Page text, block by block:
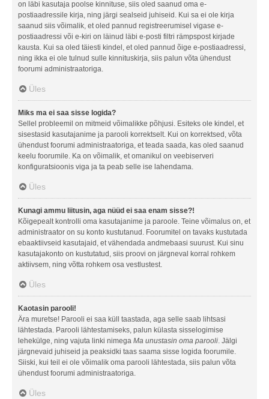
on läbi kasutaja poolse kinnituse, siis oled saanud oma e-
postiaadressile kirja, ning järgi sealseid juhiseid. Kui sa ei ole kirja
saanud siis võimalik, et oled pannud registreerumisel vigase e-
postiaadressi või e-kiri on läinud läbi e-posti filtri rämpspost kirjade
kausta. Kui sa oled täiesti kindel, et oled pannud õige e-postiaadressi,
ning ikka ei ole tulnud sulle kinnituskirja, siis palun võta ühendust
foorumi administraatoriga.
Üles
Miks ma ei saa sisse logida?
Sellel probleemil on mitmeid võimalikke põhjusi. Esiteks ole kindel, et
sisestasid kasutajanime ja parooli korrektselt. Kui on korrektsed, võta
ühendust foorumi administraatoriga, et teada saada, kas oled saanud
keelu foorumile. Ka on võimalik, et omanikul on veebiserveri
konfiguratsioonis viga ja ta peab selle ise lahendama.
Üles
Kunagi ammu liitusin, aga nüüd ei saa enam sisse?!
Kõigepealt kontrolli oma kasutajanime ja paroole. Teine võimalus on, et
administraator on su konto kustutanud. Foorumitel on tavaks kustutada
ebaaktiivseid kasutajaid, et vähendada andmebaasi suurust. Kui sinu
kasutajakonto on kustutatud, siis proovi on järgneval korral rohkem
aktiivsem, ning võtta rohkem osa vestlustest.
Üles
Kaotasin parooli!
Ära muretse! Parooli ei saa küll taastada, aga selle saab lihtsasi
lähtestada. Parooli lähtestamiseks, palun külasta sisselogimise
lehekülge, ning vajuta linki nimega Ma unustasin oma parooli. Jälgi
järgnevaid juhiseid ja peaksidki taas saama sisse logida foorumile.
Siiski, kui teil ei ole võimalik oma parooli lähtestada, siis palun võta
ühendust foorumi administraatoriga.
Üles